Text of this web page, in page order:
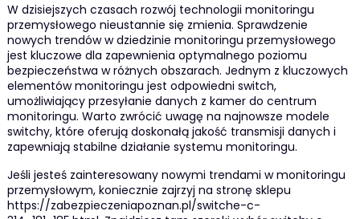
W dzisiejszych czasach rozwój technologii monitoringu
przemysłowego nieustannie się zmienia. Sprawdzenie
nowych trendów w dziedzinie monitoringu przemysłowego
jest kluczowe dla zapewnienia optymalnego poziomu
bezpieczeństwa w różnych obszarach. Jednym z kluczowych
elementów monitoringu jest odpowiedni switch,
umożliwiający przesyłanie danych z kamer do centrum
monitoringu. Warto zwrócić uwagę na najnowsze modele
switchy, które oferują doskonałą jakość transmisji danych i
zapewniają stabilne działanie systemu monitoringu.
Jeśli jesteś zainteresowany nowymi trendami w monitoringu
przemysłowym, koniecznie zajrzyj na stronę sklepu
https://zabezpieczeniapoznan.pl/switche-c-